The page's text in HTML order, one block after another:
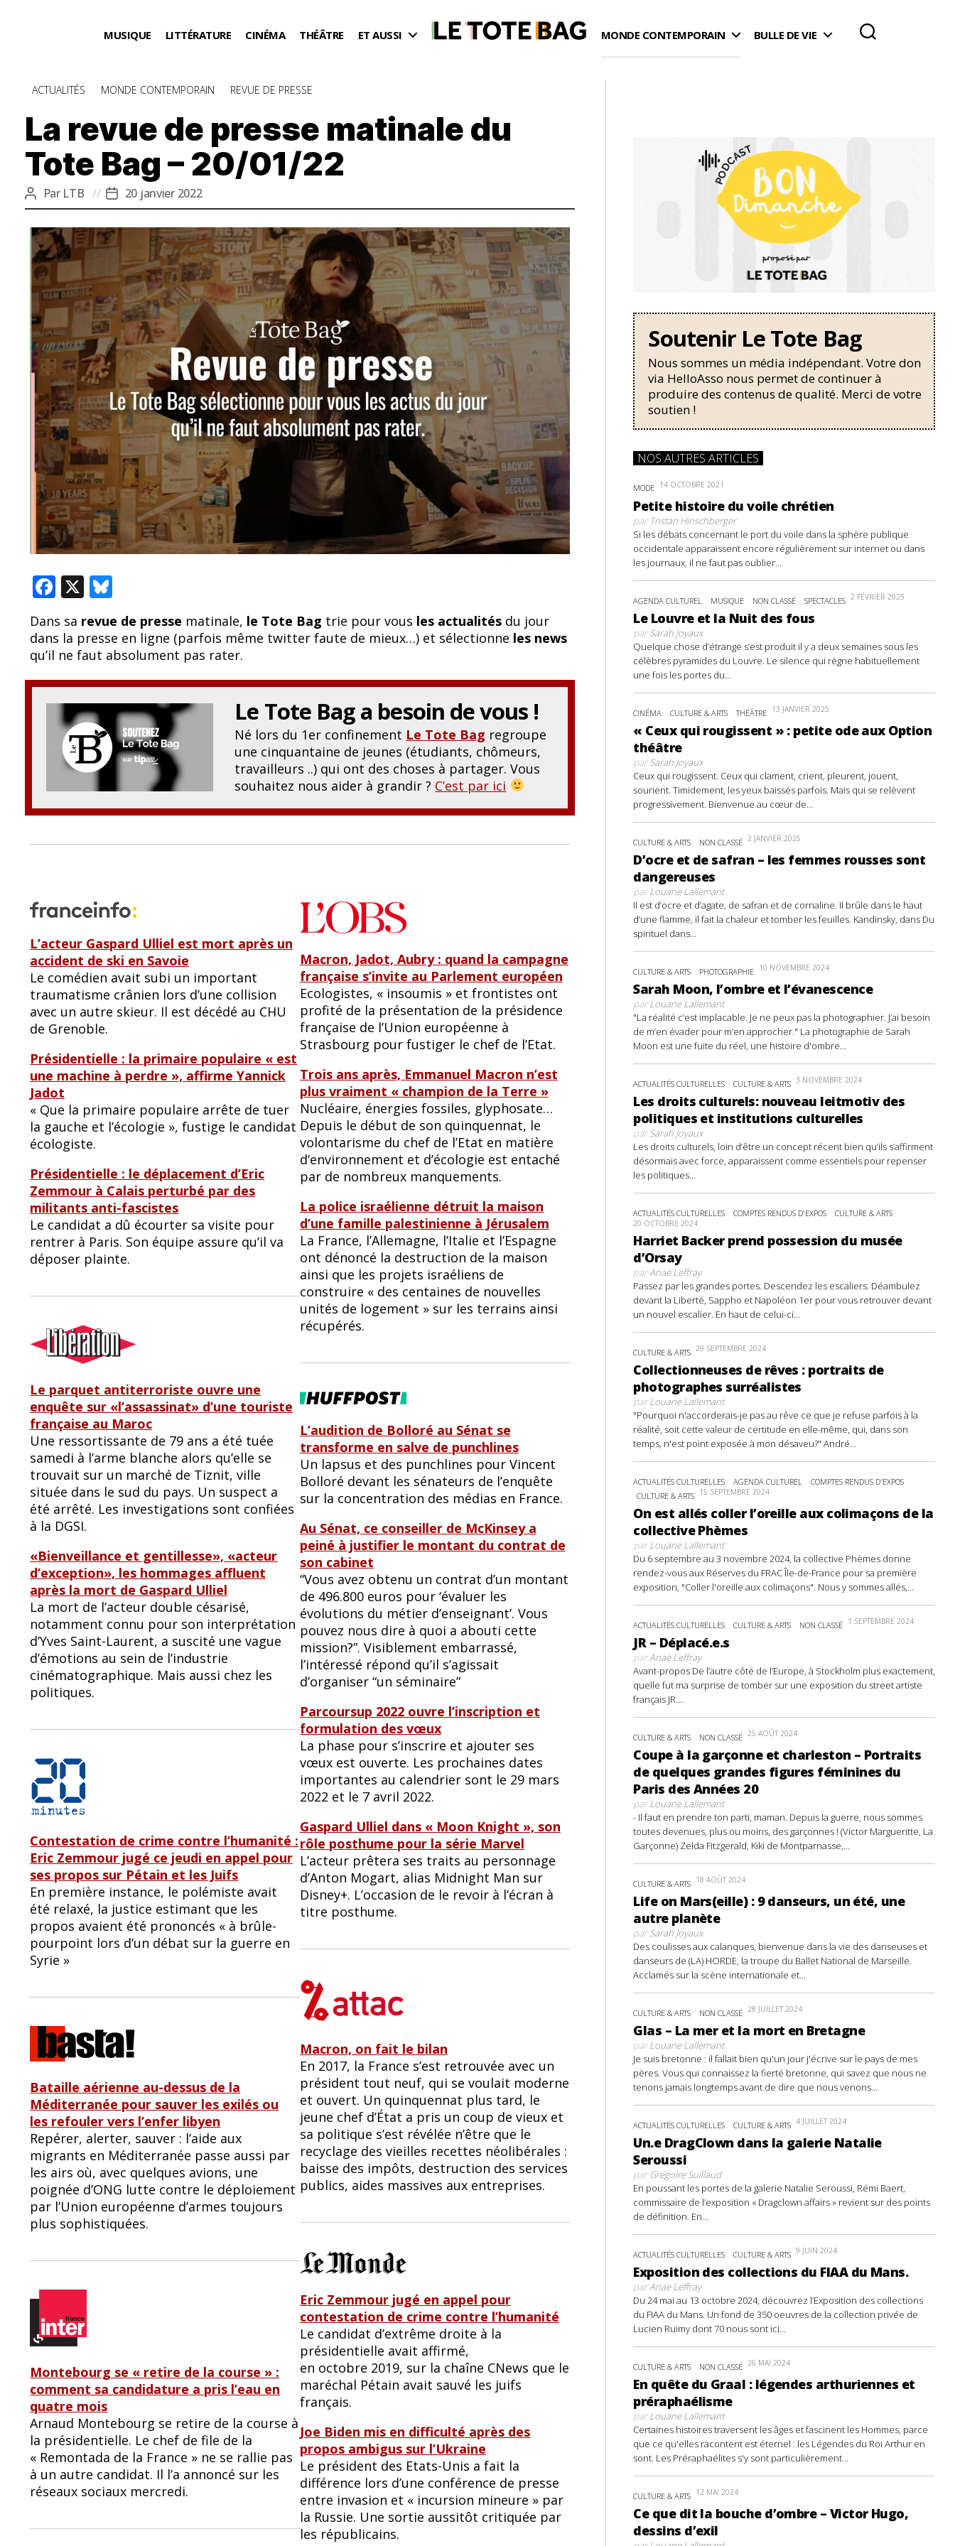
MUSIQUE LITTÉRATURE CINÉMA THÉÂTRE ET AUSSI MONDE CONTEMPORAIN BULLE DE VIE
Catégories
ACTUALITÉS MONDE CONTEMPORAIN REVUE DE PRESSE
La revue de presse matinale du
Tote Bag – 20/01/22
Auteur
de
l’article
Par LTB
Date
de
l’article
20 janvier 2022
F
e
b
o
o
k
X
u
e
sk
y
Dans sa revue de presse matinale, le Tote Bag trie pour vous les actualités du jour
dans la presse en ligne (parfois même twitter faute de mieux…) et sélectionne les news
qu’il ne faut absolument pas rater.
Le Tote Baga besoin de vous !
Né lors du 1er confinement Le Tote Bag regroupe
une cinquantaine de jeunes (étudiants, chômeurs,
travailleurs ..) qui ont des choses à partager. Vous
souhaitez nous aider à grandir ? C’est par ici
L’acteur Gaspard Ulliel est mort après un
accident de ski en Savoie
Le comédien avait subi un important
traumatisme crânien lors d’une collision
avec un autre skieur. Il est décédé au CHU
de Grenoble.
Présidentielle : la primaire populaire « est
une machine à perdre », affirme Yannick
Jadot
« Que la primaire populaire arrête de tuer
la gauche et l’écologie », fustige le candidat
écologiste.
Présidentielle : le déplacement d’Eric
Zemmour à Calais perturbé par des
militants anti-fascistes
Le candidat a dû écourter sa visite pour
rentrer à Paris. Son équipe assure qu’il va
déposer plainte.
Le parquet antiterroriste ouvre une
enquête sur «l’assassinat» d’une touriste
française au Maroc
Une ressortissante de 79 ans a été tuée
samedi à l’arme blanche alors qu’elle se
trouvait sur un marché de Tiznit, ville
située dans le sud du pays. Un suspect a
été arrêté. Les investigations sont confiées
à la DGSI.
«Bienveillance et gentillesse», «acteur
d’exception», les hommages affluent
après la mort de Gaspard Ulliel
La mort de l’acteur double césarisé,
notamment connu pour son interprétation
d’Yves Saint-Laurent, a suscité une vague
d’émotions au sein de l’industrie
cinématographique. Mais aussi chez les
politiques.
Contestation de crime contre l’humanité :
Eric Zemmour jugé ce jeudi en appel pour
ses propos sur Pétain et les Juifs
En première instance, le polémiste avait
été relaxé, la justice estimant que les
propos avaient été prononcés « à brûle-
pourpoint lors d’un débat sur la guerre en
Syrie »
Bataille aérienne au-dessus de la
Méditerranée pour sauver les exilés ou
les refouler vers l’enfer libyen
Repérer, alerter, sauver : l’aide aux
migrants en Méditerranée passe aussi par
les airs où, avec quelques avions, une
poignée d’ONG lutte contre le déploiement
par l’Union européenne d’armes toujours
plus sophistiquées.
Montebourg se « retire de la course » :
comment sa candidature a pris l’eau en
quatre mois
Arnaud Montebourg se retire de la course à
la présidentielle. Le chef de file de la
« Remontada de la France » ne se rallie pas
à un autre candidat. Il l’a annoncé sur les
réseaux sociaux mercredi.
Macron, Jadot, Aubry : quand la campagne
française s’invite au Parlement européen
Ecologistes, « insoumis » et frontistes ont
profité de la présentation de la présidence
française de l’Union européenne à
Strasbourg pour fustiger le chef de l’Etat.
Trois ans après, Emmanuel Macron n’est
plus vraiment « champion de la Terre »
Nucléaire, énergies fossiles, glyphosate…
Depuis le début de son quinquennat, le
volontarisme du chef de l’Etat en matière
d’environnement et d’écologie est entaché
par de nombreux manquements.
La police israélienne détruit la maison
d’une famille palestinienne à Jérusalem
La France, l’Allemagne, l’Italie et l’Espagne
ont dénoncé la destruction de la maison
ainsi que les projets israéliens de
construire « des centaines de nouvelles
unités de logement » sur les terrains ainsi
récupérés.
L’audition de Bolloré au Sénat se
transforme en salve de punchlines
Un lapsus et des punchlines pour Vincent
Bolloré devant les sénateurs de l’enquête
sur la concentration des médias en France.
Au Sénat, ce conseiller de McKinsey a
peiné à justifier le montant du contrat de
son cabinet
“Vous avez obtenu un contrat d’un montant
de 496.800 euros pour ‘évaluer les
évolutions du métier d’enseignant’. Vous
pouvez nous dire à quoi a abouti cette
mission?”. Visiblement embarrassé,
l’intéressé répond qu’il s’agissait
d’organiser “un séminaire”
Parcoursup 2022 ouvre l’inscription et
formulation des vœux
La phase pour s’inscrire et ajouter ses
vœux est ouverte. Les prochaines dates
importantes au calendrier sont le 29 mars
2022 et le 7 avril 2022.
Gaspard Ulliel dans « Moon Knight », son
rôle posthume pour la série Marvel
L’acteur prêtera ses traits au personnage
d’Anton Mogart, alias Midnight Man sur
Disney+. L’occasion de le revoir à l’écran à
titre posthume.
Macron, on fait le bilan
En 2017, la France s’est retrouvée avec un
président tout neuf, qui se voulait moderne
et ouvert. Un quinquennat plus tard, le
jeune chef d’État a pris un coup de vieux et
sa politique s’est révélée n’être que le
recyclage des vieilles recettes néolibérales :
baisse des impôts, destruction des services
publics, aides massives aux entreprises.
Eric Zemmour jugé en appel pour
contestation de crime contre l’humanité
Le candidat d’extrême droite à la
présidentielle avait affirmé,
en octobre 2019, sur la chaîne CNews que le
maréchal Pétain avait sauvé les juifs
français.
Joe Biden mis en difficulté après des
propos ambigus sur l’Ukraine
Le président des Etats-Unis a fait la
différence lors d’une conférence de presse
entre invasion et « incursion mineure » par
la Russie. Une sortie aussitôt critiquée par
les républicains.
Soutenir Le Tote Bag
Nous sommes un média indépendant. Votre don
via HelloAsso nous permet de continuer à
produire des contenus de qualité. Merci de votre
soutien !
NOS AUTRES ARTICLES
MODE 14 OCTOBRE 2021
Petite histoire du voile chrétien
parTristan Hinschberger
Si les débats concernant le port du voile dans la sphère publique
occidentale apparaissent encore régulièrement sur internet ou dans
les journaux, il ne faut pas oublier...
AGENDA CULTUREL MUSIQUE NON CLASSÉ SPECTACLES 2 FÉVRIER 2025
Le Louvre et la Nuit des fous
parSarah Joyaux
Quelque chose d’étrange s’est produit il y a deux semaines sous les
célèbres pyramides du Louvre. Le silence qui règne habituellement
une fois les portes du...
CINÉMA CULTURE & ARTS THÉÂTRE 13 JANVIER 2025
« Ceux qui rougissent » : petite ode aux Option
théâtre
parSarah Joyaux
Ceux qui rougissent. Ceux qui clament, crient, pleurent, jouent,
sourient. Timidement, les yeux baissés parfois. Mais qui se relèvent
progressivement. Bienvenue au cœur de...
CULTURE & ARTS NON CLASSÉ 2 JANVIER 2025
D’ocre et de safran – les femmes rousses sont
dangereuses
parLouane Lallemant
Il est d’ocre et d’agate, de safran et de cornaline. Il brûle dans le haut
d’une flamme, il fait la chaleur et tomber les feuilles. Kandinsky, dans Du
spirituel dans...
CULTURE & ARTS PHOTOGRAPHIE 10 NOVEMBRE 2024
Sarah Moon, l’ombre et l’évanescence
parLouane Lallemant
"La réalité c’est implacable. Je ne peux pas la photographier. J’ai besoin
de m’en évader pour m’en approcher." La photographie de Sarah
Moon est une fuite du réel, une histoire d'ombre...
ACTUALITÉS CULTURELLES CULTURE & ARTS 3 NOVEMBRE 2024
Les droits culturels: nouveau leitmotiv des
politiques et institutions culturelles
parSarah Joyaux
Les droits culturels, loin d’être un concept récent bien qu’ils s’affirment
désormais avec force, apparaissent comme essentiels pour repenser
les politiques...
ACTUALITÉS CULTURELLES COMPTES RENDUS D'EXPOS CULTURE & ARTS
20 OCTOBRE 2024
Harriet Backer prend possession du musée
d’Orsay
parAnaë Leffray
Passez par les grandes portes. Descendez les escaliers. Déambulez
devant la Liberté, Sappho et Napoléon 1er pour vous retrouver devant
un nouvel escalier. En haut de celui-ci...
CULTURE & ARTS 29 SEPTEMBRE 2024
Collectionneuses de rêves : portraits de
photographes surréalistes
parLouane Lallemant
"Pourquoi n'accorderais-je pas au rêve ce que je refuse parfois à la
réalité, soit cette valeur de certitude en elle-même, qui, dans son
temps, n'est point exposée à mon désaveu?" André...
ACTUALITÉS CULTURELLES AGENDA CULTUREL
COMPTES RENDUS D'EXPOS
CULTURE & ARTS 15 SEPTEMBRE 2024
On est allés coller l’oreille aux colimaçons de la
collective Phèmes
parLouane Lallemant
Du 6 septembre au 3 novembre 2024, la collective Phèmes donne
rendez-vous aux Réserves du FRAC Île-de-France pour sa première
exposition, "Coller l'oreille aux colimaçons". Nous y sommes allés,...
ACTUALITÉS CULTURELLES CULTURE & ARTS NON CLASSÉ 1 SEPTEMBRE 2024
JR – Déplacé.e.s
parAnaë Leffray
Avant-propos De l’autre côté de l’Europe, à Stockholm plus exactement,
quelle fut ma surprise de tomber sur une exposition du street artiste
français JR....
CULTURE & ARTS NON CLASSÉ 25 AOÛT 2024
Coupe à la garçonne et charleston – Portraits
de quelques grandes figures féminines du
Paris des Années 20
parLouane Lallemant
- Il faut en prendre ton parti, maman. Depuis la guerre, nous sommes
toutes devenues, plus ou moins, des garçonnes ! (Victor Margueritte, La
Garçonne) Zelda Fitzgerald, Kiki de Montparnasse,...
CULTURE & ARTS 18 AOÛT 2024
Life on Mars(eille) : 9 danseurs, un été, une
autre planète
parSarah Joyaux
Des coulisses aux calanques, bienvenue dans la vie des danseuses et
danseurs de (LA) HORDE, la troupe du Ballet National de Marseille.
Acclamés sur la scène internationale et...
CULTURE & ARTS NON CLASSÉ 28 JUILLET 2024
Glas – La mer et la mort en Bretagne
parLouane Lallemant
Je suis bretonne : il fallait bien qu'un jour j'écrive sur le pays de mes
pères. Vous qui connaissez la fierté bretonne, qui savez que nous ne
tenons jamais longtemps avant de dire que nous venons...
ACTUALITÉS CULTURELLES CULTURE & ARTS 4 JUILLET 2024
Un.e DragClown dans la galerie Natalie
Seroussi
parGrégoire Suillaud
En poussant les portes de la galerie Natalie Seroussi, Rémi Baert,
commissaire de l’exposition « Dragclown affairs » revient sur des points
de définition. En...
ACTUALITÉS CULTURELLES CULTURE & ARTS 9 JUIN 2024
Exposition des collections du FIAA du Mans.
parAnaë Leffray
Du 24 mai au 13 octobre 2024, découvrez l’Exposition des collections
du FIAA du Mans. Un fond de 350 oeuvres de la collection privée de
Lucien Ruimy dont 70 nous sont ici...
CULTURE & ARTS NON CLASSÉ 26 MAI 2024
En quête du Graal : légendes arthuriennes et
préraphaélisme
parLouane Lallemant
Certaines histoires traversent les âges et fascinent les Hommes, parce
que ce qu'elles racontent est éternel : les Légendes du Roi Arthur en
sont. Les Préraphaélites s'y sont particulièrement...
CULTURE & ARTS 12 MAI 2024
Ce que dit la bouche d’ombre – Victor Hugo,
dessins d’exil